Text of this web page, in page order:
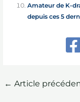
Amateur de K-
depuis ces 5
← Article